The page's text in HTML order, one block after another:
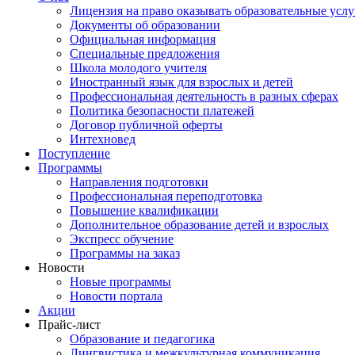
Лицензия на право оказывать образовательные
Документы об образовании
Официальная информация
Специальные предложения
Школа молодого учителя
Иностранный язык для взрослых и детей
Профессиональная деятельность в разных сферах
Политика безопасности платежей
Договор публичной оферты
Интехновед
Поступление
Программы
Направления подготовки
Профессиональная переподготовка
Повышение квалификации
Дополнительное образование детей и взрослых
Экспресс обучение
Программы на заказ
Новости
Новые программы
Новости портала
Акции
Прайс-лист
Образование и педагогика